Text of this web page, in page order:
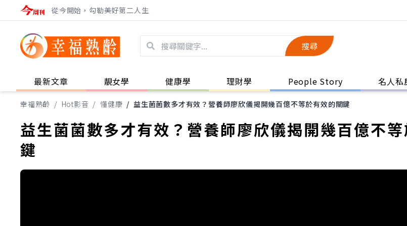
從今開始，勾勒美好第二人生
搜尋
最新文章 靚女學 健康學 理財學 People Story 名人私
幸福熟齡 / Hot影音 / 懂健康 / 益生菌菌數多才有效？營養師廖欣儀揭開幾百億不等於有效的關鍵
益生菌菌數多才有效？營養師廖欣儀揭開幾百億不
鍵